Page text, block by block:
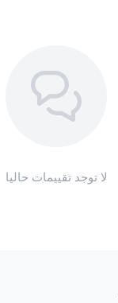
لا توجد تقييمات حاليا